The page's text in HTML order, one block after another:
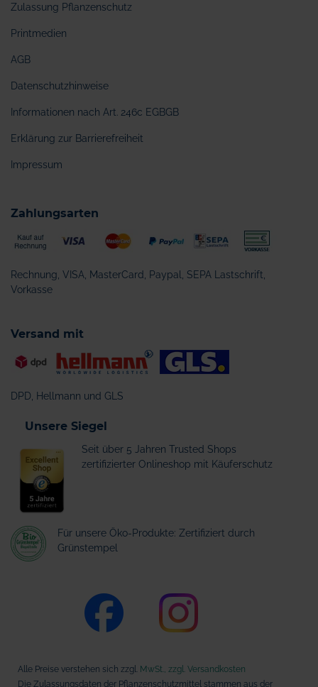
Zulassung Pflanzenschutz
Printmedien
AGB
Datenschutzhinweise
Informationen nach Art. 246c EGBGB
Erklärung zur Barrierefreiheit
Impressum
Zahlungsarten
Rechnung, VISA, MasterCard, Paypal, SEPA Lastschrift,
Vorkasse
Versand mit
DPD, Hellmann und GLS
Unsere Siegel
Seit über 5 Jahren Trusted Shops
zertifizierter Onlineshop mit Käuferschutz
Für unsere Öko-Produkte: Zertifiziert durch
Grünstempel
Alle Preise verstehen sich zzgl. MwSt., zzgl. Versandkosten
Die Zulassungsdaten der Pflanzenschutzmittel stammen aus der